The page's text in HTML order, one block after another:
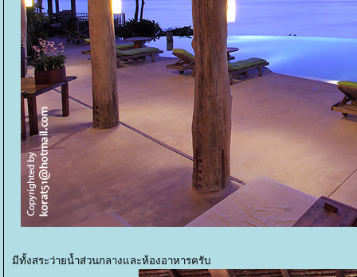
มีทั้งสระว่ายน้ำส่วนกลางและห้องอาหารครับ